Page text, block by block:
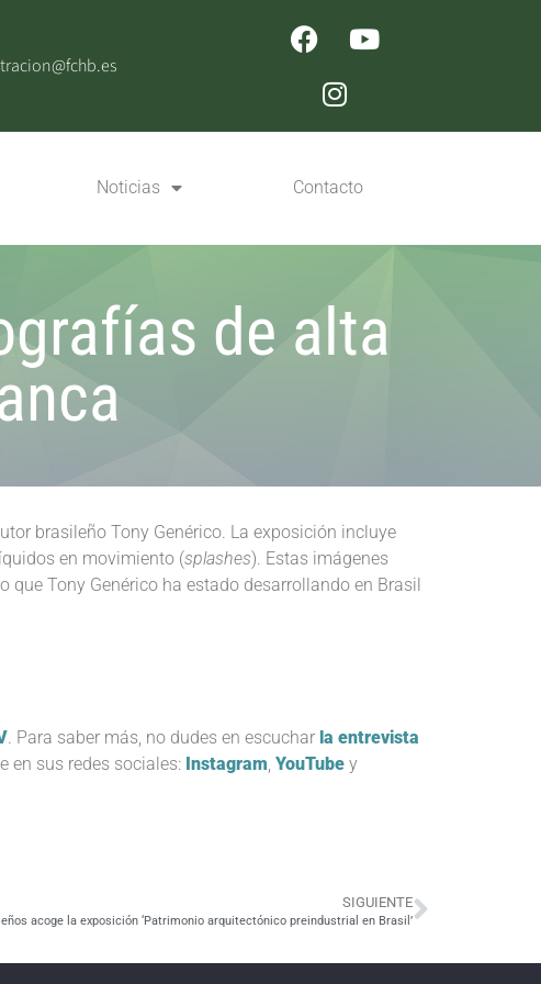
Noticias Contacto
de alta
brasileño Tony Genérico. La exposición incluye
en movimiento (splashes). Estas imágenes
Tony Genérico ha estado desarrollando en Brasil
. Para saber más, no dudes en escuchar la entrevista
en sus redes sociales: Instagram, YouTube y
SIGUIENTE
acoge la exposición ‘Patrimonio arquitectónico preindustrial en Brasil’